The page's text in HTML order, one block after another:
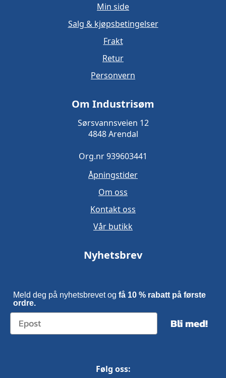
Min side
Salg & kjøpsbetingelser
Frakt
Retur
Personvern
Om Industrisøm
Sørsvannsveien 12
4848 Arendal
Org.nr 939603441
Åpningstider
Om oss
Kontakt oss
Vår butikk
Nyhetsbrev
Meld deg på nyhetsbrevet og få 10 % rabatt på første
ordre.
Bli med!
Følg oss: